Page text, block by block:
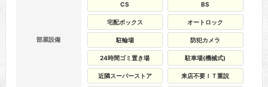
部屋設備
CS BS
宅配ボックス オートロック
駐輪場 防犯カメラ
24時間ゴミ置き場 駐車場(機械式)
近隣スーパーストア 来店不要ＩＴ重説